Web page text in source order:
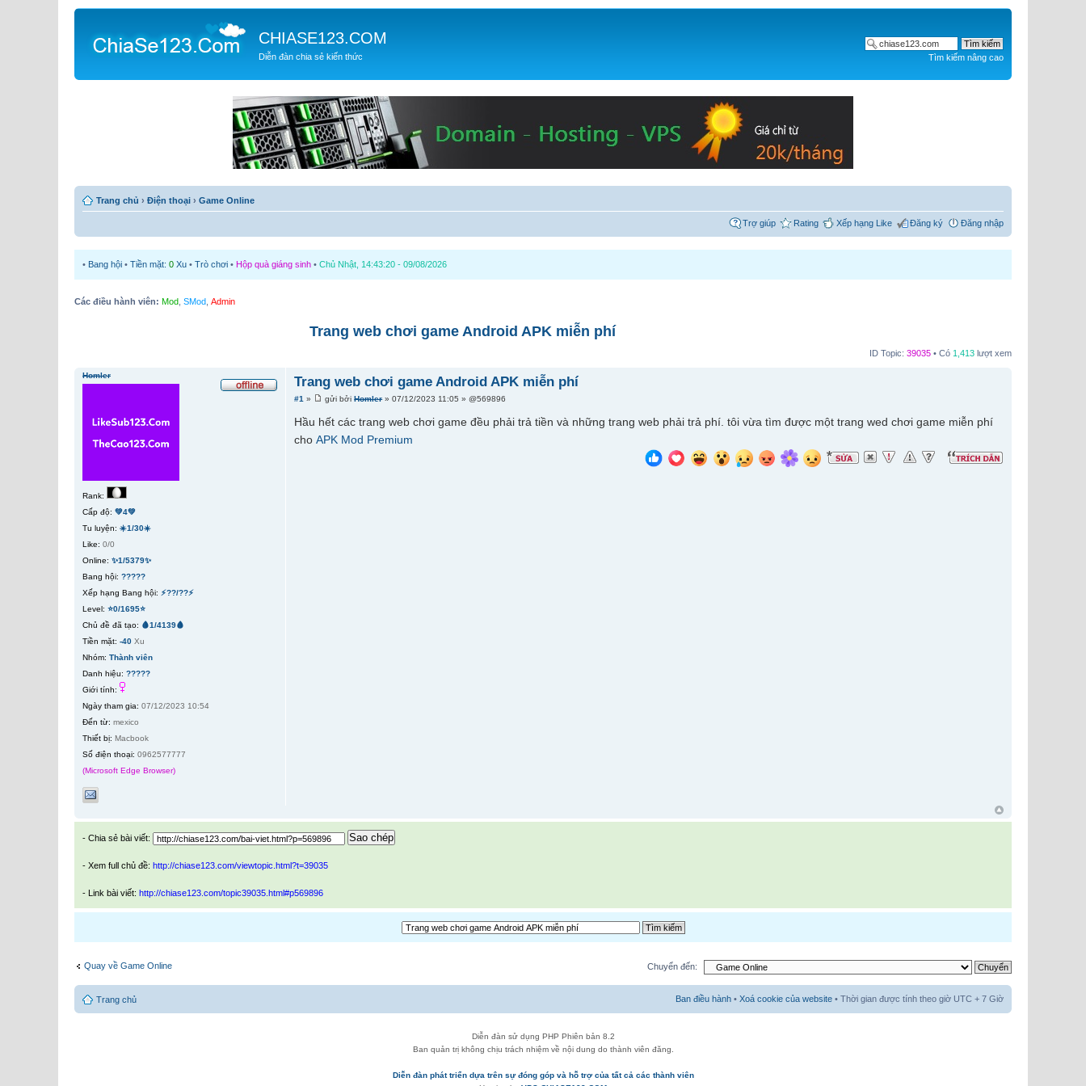
CHIASE123.COM
Diễn đàn chia sẻ kiến thức Tìm kiếm nâng cao
Trang chủ › Điện thoại › Game Online
Trợ giúp Rating Xếp hạng Like Đăng ký Đăng nhập
• Bang hội • Tiền mặt: 0 Xu • Trò chơi • Hộp quà giáng sinh • Chủ Nhật, 14:43:20 - 09/08/2026
Các điều hành viên: Mod SMod Admin
Trang web chơi game Android APK miễn phí
ID Topic: 39035 • Có 1,413 lượt xem
Trang web chơi game Android APK miễn phí
#1 » gửi bởiHomler» 07/12/2023 11:05 » @569896
Hầu hết các trang web chơi game đều phải trả tiền và những trang web phải trả phí. tôi vừa tìm được một trang wed chơi game miễn phí
choAPK Mod Premium
Homler
Rank:
Cấp độ: 💚4💚
Tu luyện: ☀️1/30☀️
Like: 0/0
Online: ✨1/5379✨
Bang hội: ?????
Xếp hạng Bang hội: ⚡??/??⚡
Level: ⭐0/1695⭐
Chủ đề đã tạo: 🩸1/4139🩸
Tiền mặt: -40 Xu
Nhóm: Thành viên
Danh hiệu: ?????
Giới tính:
Ngày tham gia: 07/12/2023 10:54
Đến từ: mexico
Thiết bị: Macbook
Số điện thoại: 0962577777
(Microsoft Edge Browser)
- Chia sẻ bài viết: Sao chép
- Xem full chủ đề: http://chiase123.com/viewtopic.html?t=39035
- Link bài viết: http://chiase123.com/topic39035.html#p569896
Quay về Game Online Chuyển đến:
Trang chủ Ban điều hành • Xoá cookie của website • Thời gian được tính theo giờ UTC + 7 Giờ
Diễn đàn sử dụng PHP Phiên bản 8.2
Ban quản trị không chịu trách nhiệm về nội dung do thành viên đăng.
Diễn đàn phát triển dựa trên sự đóng góp và hỗ trợ của tất cả các thành viên